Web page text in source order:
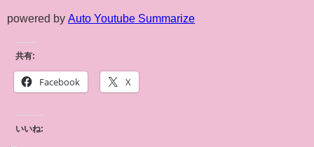
powered by Auto Youtube Summarize
共有:
Facebook X
いいね: